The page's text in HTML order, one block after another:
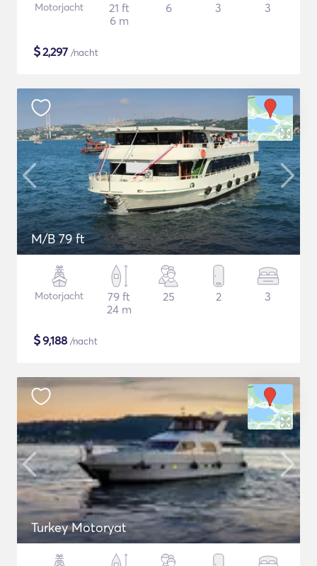
Motorjacht
21 ft
6 m
6 3 3
$2,297 /nacht
M/B 79 ft
Motorjacht
79 ft
24 m
25 2 3
$9,188 /nacht
Turkey Motoryat